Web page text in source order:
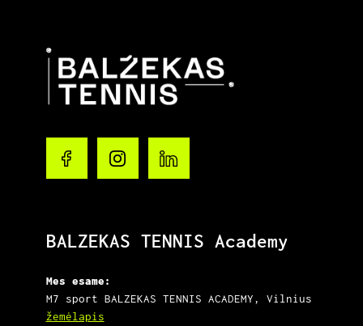
BALZEKAS TENNIS Academy
Mes esame:
M7 sport BALZEKAS TENNIS ACADEMY, Vilnius
žemėlapis